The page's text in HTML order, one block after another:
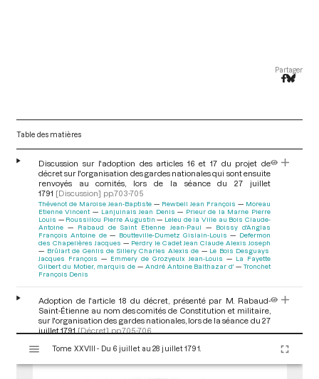
Partager
Table des matières
Discussion sur l'adoption des articles 16 et 17 du projet de
décret sur l'organisation des gardes nationales qui sont ensuite
renvoyés au comités, lors de la séance du 27 juillet
1791 [Discussion] pp.703-705
Thévenot de Maroise Jean-Baptiste Rewbell Jean François
Moreau
Etienne Vincent
Lanjuinais Jean Denis
Prieur de la Marne Pierre
Louis
Roussillou Pierre Augustin
Leleu de la Ville au Bois Claude-
Antoine
Rabaud de Saint Etienne Jean-Paul
Boissy d'Anglas
François Antoine de
Boutteville-Dumetz Gislain-Louis
Defermon
des Chapelières Jacques
Perdry le Cadet Jean Claude Alexis Joseph
Brûlart de Genlis de Sillery Charles Alexis de
Le Bois Desguays
Jacques François
Emmery de Grozyeulx Jean-Louis
La Fayette
Gilbert du Motier, marquis de
André Antoine Balthazar d'
Tronchet
François Denis
Adoption de l'article 18 du décret, présenté par M. Rabaud-
Saint-Étienne au nom des comités de Constitution et militaire,
sur l'organisation des gardes nationales, lors de la séance du 27
juillet 1791 [Décret] pp.705-706
Ajournement de la discussion sur le projet de décret sur
s
Tome XXVIII - Du 6 juillet au 28 juillet 1791.